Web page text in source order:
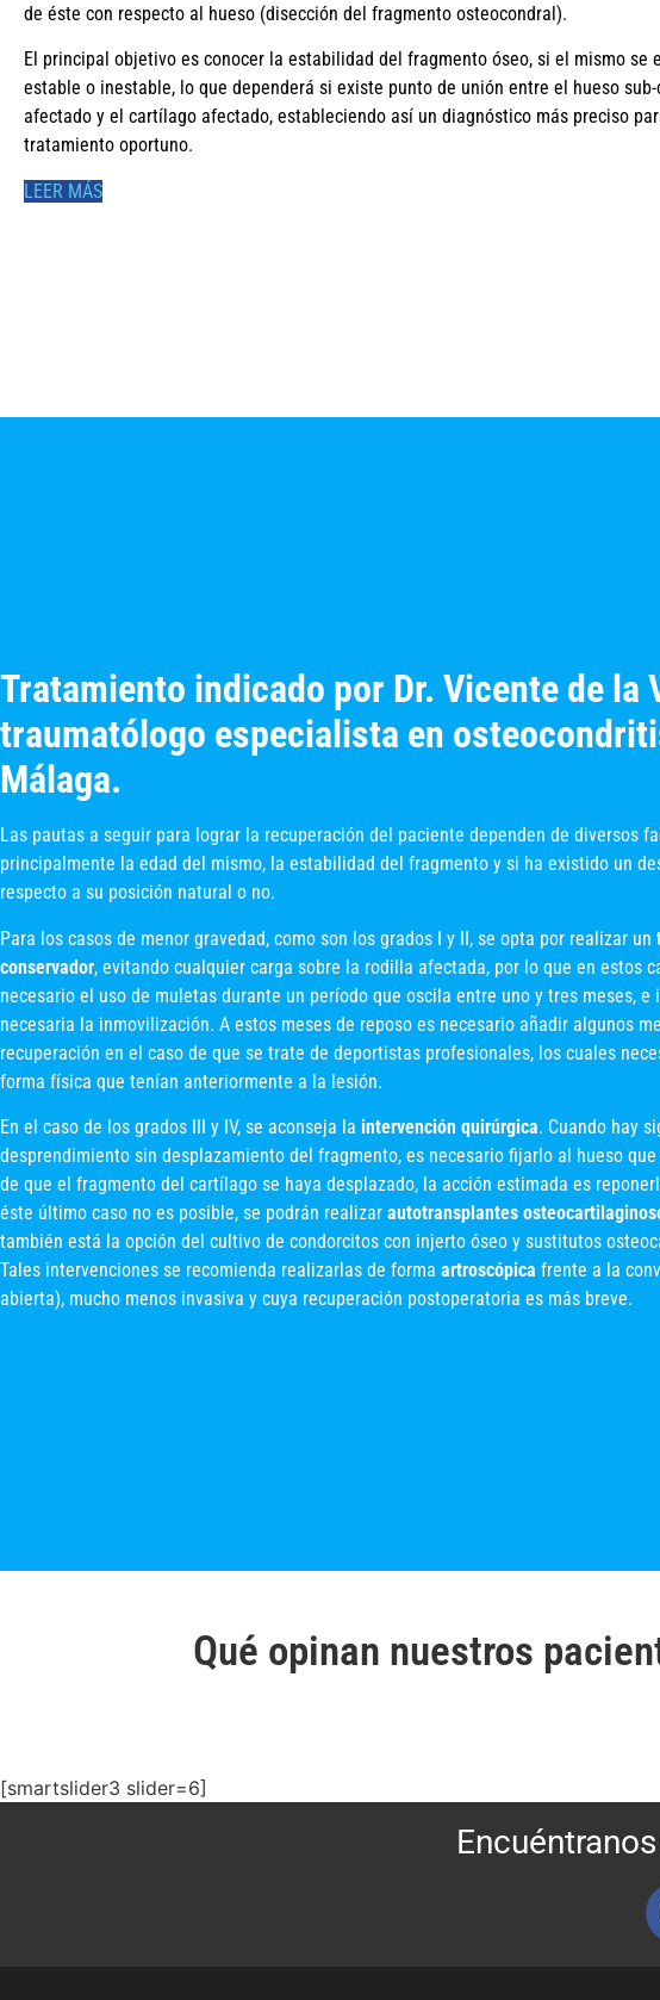
de éste con respecto al hueso (disección del fragmento osteocondral).
El principal objetivo es conocer la estabilidad del fragmento óseo, si el mismo se
estable o inestable, lo que dependerá si existe punto de unión entre el hueso
afectado y el cartílago afectado, estableciendo así un diagnóstico más preciso
tratamiento oportuno.
LEER MÁS
Tratamiento indicado por Dr. Vicente de la
traumatólogo especialista en
Málaga.
Las pautas a seguir para lograr la recuperación del paciente dependen de diversos
principalmente la edad del mismo, la estabilidad del fragmento y si ha existido un
respecto a su posición natural o no.
Para los casos de menor gravedad, como son los grados I y II, se opta por realizar un
conservador, evitando cualquier carga sobre la rodilla afectada, por lo que en estos
necesario el uso de muletas durante un período que oscila entre uno y tres meses, e
necesaria la inmovilización. A estos meses de reposo es necesario añadir algunos
recuperación en el caso de que se trate de deportistas profesionales, los cuales
forma física que tenían anteriormente a la lesión.
En el caso de los grados III y IV, se aconseja la intervención quirúrgica. Cuando hay
desprendimiento sin desplazamiento del fragmento, es necesario fijarlo al hueso que
de que el fragmento del cartílago se haya desplazado, la acción estimada es
éste último caso no es posible, se podrán realizar autotransplantes
también está la opción del cultivo de condorcitos con injerto óseo y sustitutos
Tales intervenciones se recomienda realizarlas de forma artroscópica frente a la
abierta), mucho menos invasiva y cuya recuperación postoperatoria es más breve.
Qué opinan nuestros
[smartslider3 slider=6]